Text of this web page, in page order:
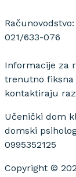
Računovodstvo:
021/633-076
Informacije za
trenutno
kontaktiraju
Učenički dom
domski
0995352125
Copyright ©